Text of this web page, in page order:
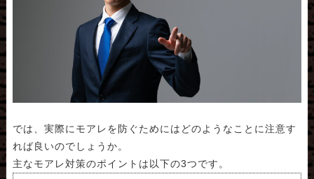
では、実際にモアレを防ぐためにはどのようなことに注意す
れば良いのでしょうか。
主なモアレ対策のポイントは以下の3つです。